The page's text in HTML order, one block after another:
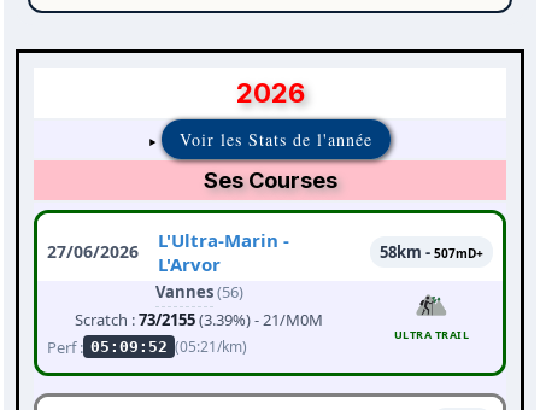
2026
Voir les Stats de l'année
Ses Courses
27/06/2026
L'Ultra-Marin -
L'Arvor
58km - 507mD+
Vannes(56)
Scratch :73/2155(3.39%) - 21/M0M
Perf : 05:09:52 (05:21/km)
ULTRA TRAIL